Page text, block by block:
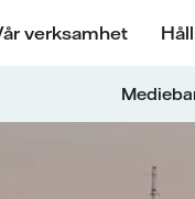
verksamhet